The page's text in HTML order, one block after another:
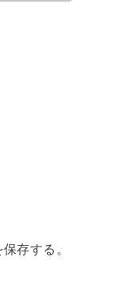
存する。